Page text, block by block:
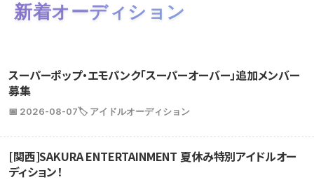
新着オーディション
スーパーポップ・エモパンク「スーパーオーバー」追加メンバー
募集
📅 2026-08-07🏷️ アイドルオーディション
[関西]SAKURA ENTERTAINMENT 夏休み特別アイドルオー
ディション！